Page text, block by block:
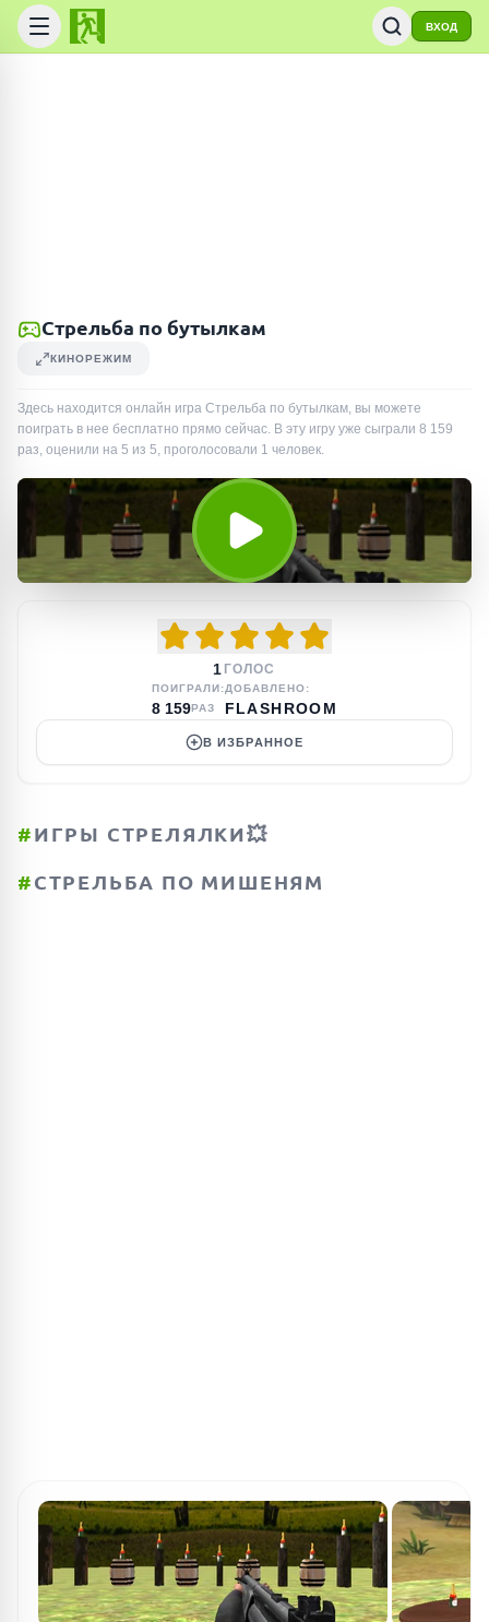
ВХОД
Стрельба по бутылкам
КИНОРЕЖИМ
Здесь находится онлайн игра Стрельба по бутылкам, вы можете
поиграть в нее бесплатно прямо сейчас. В эту игру уже сыграли 8 159
раз, оценили на 5 из 5, проголосовали 1 человек.
1 ГОЛОС
ПОИГРАЛИ:
8 159РАЗ
ДОБАВЛЕНО:
FLASHROOM
В ИЗБРАННОЕ
#ИГРЫ СТРЕЛЯЛКИ💥
#СТРЕЛЬБА ПО МИШЕНЯМ